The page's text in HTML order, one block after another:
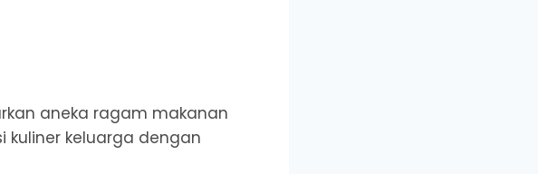
aneka ragam makanan
kuliner keluarga dengan